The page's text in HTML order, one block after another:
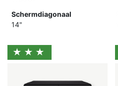
Schermdiagonaal
14"
★★★